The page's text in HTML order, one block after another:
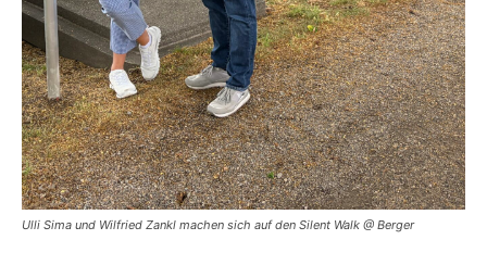
Ulli Sima und Wilfried Zankl machen sich auf den Silent Walk @ Berger